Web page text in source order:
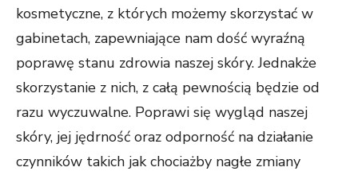
kosmetyczne, z których możemy skorzystać w
gabinetach, zapewniające nam dość wyraźną
poprawę stanu zdrowia naszej skóry. Jednakże
skorzystanie z nich, z całą pewnością będzie od
razu wyczuwalne. Poprawi się wygląd naszej
skóry, jej jędrność oraz odporność na działanie
czynników takich jak chociażby nagłe zmiany